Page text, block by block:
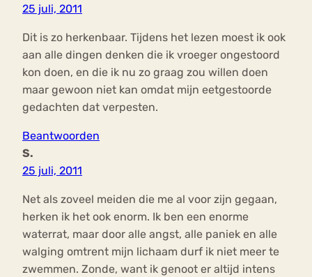
25 juli, 2011
Dit is zo herkenbaar. Tijdens het lezen moest ik ook
aan alle dingen denken die ik vroeger ongestoord
kon doen, en die ik nu zo graag zou willen doen
maar gewoon niet kan omdat mijn eetgestoorde
gedachten dat verpesten.
Beantwoorden
S.
25 juli, 2011
Net als zoveel meiden die me al voor zijn gegaan,
herken ik het ook enorm. Ik ben een enorme
waterrat, maar door alle angst, alle paniek en alle
walging omtrent mijn lichaam durf ik niet meer te
zwemmen. Zonde, want ik genoot er altijd intens